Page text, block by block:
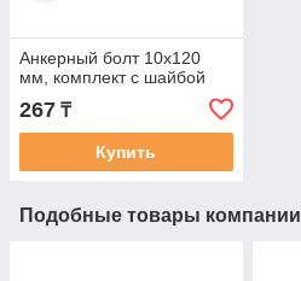
Анкерный болт 10x120
мм, комплект с шайбой
267 ₸
Купить
Подобные товары компании